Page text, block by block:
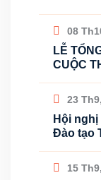
08
LỄ
CUỘC
23
Hội
Đào tạo
15